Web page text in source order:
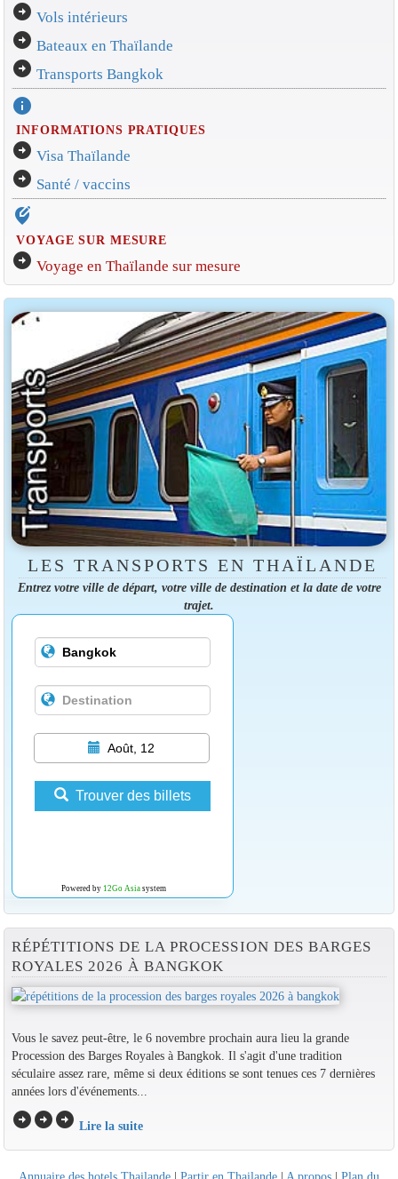
arrow_circle_right Vols intérieurs
arrow_circle_right Bateaux en Thaïlande
arrow_circle_right Transports Bangkok
info
INFORMATIONS PRATIQUES
arrow_circle_right Visa Thaïlande
arrow_circle_right Santé / vaccins
edit_location_alt
VOYAGE SUR MESURE
arrow_circle_right Voyage en Thaïlande sur mesure
LES TRANSPORTS EN THAÏLANDE
Entrez votre ville de départ, votre ville de destination et la date de votre
trajet.
Août, 12
Trouver des billets
Powered by 12Go Asiasystem
RÉPÉTITIONS DE LA PROCESSION DES BARGES
ROYALES 2026 À BANGKOK
Vous le savez peut-être, le 6 novembre prochain aura lieu la grande
Procession des Barges Royales à Bangkok. Il s'agit d'une tradition
séculaire assez rare, même si deux éditions se sont tenues ces 7 dernières
années lors d'événements...
arrow_circle_rightarrow_circle_rightarrow_circle_right Lire la suite